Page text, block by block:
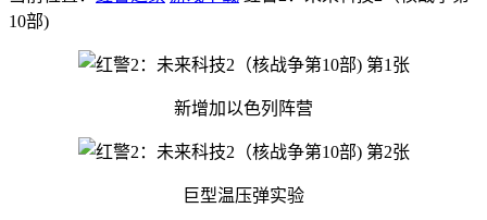
10部)
新增加以色列阵营
巨型温压弹实验